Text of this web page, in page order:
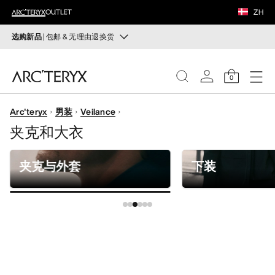
ZH
选购新品| 包邮 & 无理由退换货
运动员的需求，设计师的动力——在优化现有畅销产品的
同时，启发全新的解决方案。新款装备定期上架。
选购女士
无理由退换货
改变主意了？ 30天内购买的符合条件的商品可退换货。
开始免费退货。
0
女士
男士
鞋履
装备
VEILANCE
发现
Arc'teryx 男装 Veilance
夹克和大衣
夹克与外套 下装